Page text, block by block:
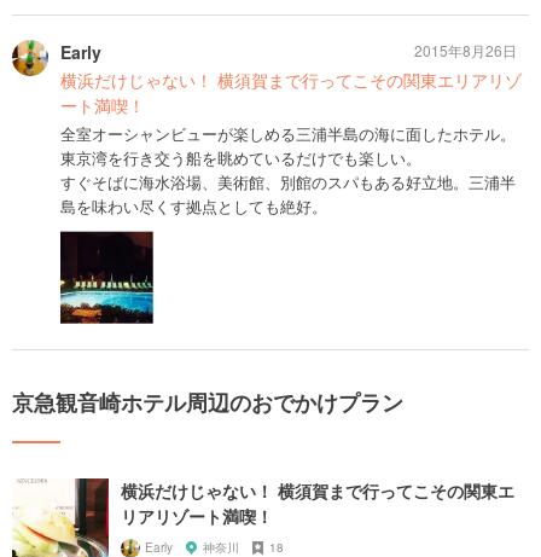
Early
横浜だけじゃない！ 横須賀まで行ってこその関東エリアリゾ
ート満喫！
全室オーシャンビューが楽しめる三浦半島の海に面したホテル。
東京湾を行き交う船を眺めているだけでも楽しい。
すぐそばに海水浴場、美術館、別館のスパもある好立地。三浦半
島を味わい尽くす拠点としても絶好。
2015年8月26日
京急観音崎ホテル周辺のおでかけプラン
横浜だけじゃない！ 横須賀まで行ってこその関東エ
リアリゾート満喫！
Early 神奈川 18